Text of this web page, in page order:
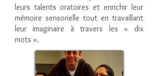
leurs talents oratoires et enrichir leur
mémoire sensorielle tout en travaillant
leur imaginaire à travers les « dix
mots ».